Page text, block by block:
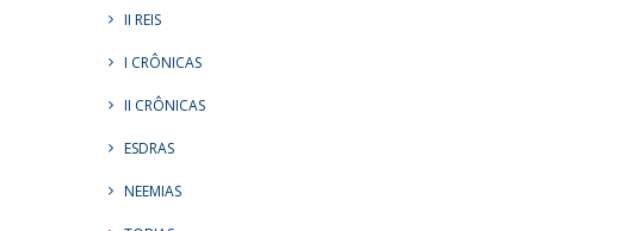
II REIS
I CRÔNICAS
II CRÔNICAS
ESDRAS
NEEMIAS